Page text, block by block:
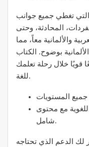
التي تغطي جميع جوانب
المحادثة، وحتى
والألمانية معاً، مما
بوضوح. الكتاب
قويًا خلال رحلة تعلمك
للغة.
المستويات
مع محتوى
شامل.
لك الدعم الذي تحتاجه